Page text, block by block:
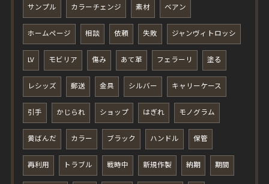
サンプル カラーチェンジ 素材 ベアン
ホームページ 相談 依頼 失敗 ジャンヴィトロッシ
LV モビリア 傷み あて革 フェラーリ 塗る
レシッズ 郵送 金具 シルバー キャリーケース
引手 かじられ ショップ はぎれ モノグラム
黄ばんだ カラー ブラック ハンドル 保管
再利用 トラブル 戦時中 新規作製 納期 期間